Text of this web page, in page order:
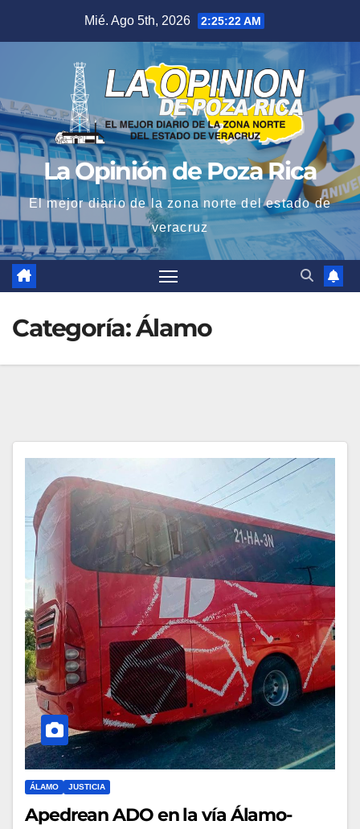
Mié. Ago 5th, 2026 2:25:24 AM
La Opinión de Poza Rica
El mejor diario de la zona norte del estado de
veracruz
Categoría:Álamo
ÁLAMO JUSTICIA
Apedrean ADO en la vía Álamo-